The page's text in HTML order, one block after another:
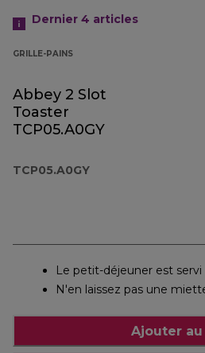
Dernier 4 articles
GRILLE-PAINS
Abbey 2 Slot
Toaster
TCP05.A0GY
TCP05.A0GY
Le petit-déjeuner est servi
N'en laissez pas une
Ajouter